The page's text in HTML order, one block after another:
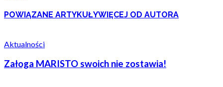
POWIĄZANE ARTYKUŁYWIĘCEJ OD AUTORA
Aktualności
Załoga MARISTO swoich nie zostawia!